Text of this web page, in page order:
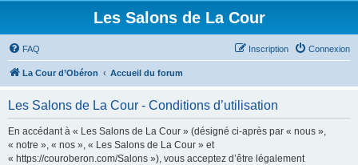
Les Salons de La Cour
FAQ Connexion
Inscription
La Cour d’Obéron Accueil du forum
Les Salons de La Cour - Conditions d’utilisation
En accédant à « Les Salons de La Cour » (désigné ci-après par « nous »,
« notre », « nos », « Les Salons de La Cour » et
« https://couroberon.com/Salons »), vous acceptez d’être légalement